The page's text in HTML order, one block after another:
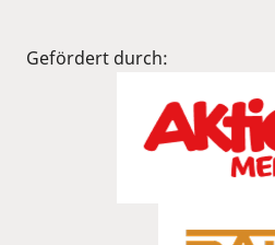
Gefördert durch: